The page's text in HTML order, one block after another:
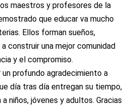
maestros y profesores de la
que educar va mucho
Ellos forman sueños,
construir una mejor comunidad
y el compromiso.
profundo agradecimiento a
día tras día entregan su tiempo,
niños, jóvenes y adultos. Gracias